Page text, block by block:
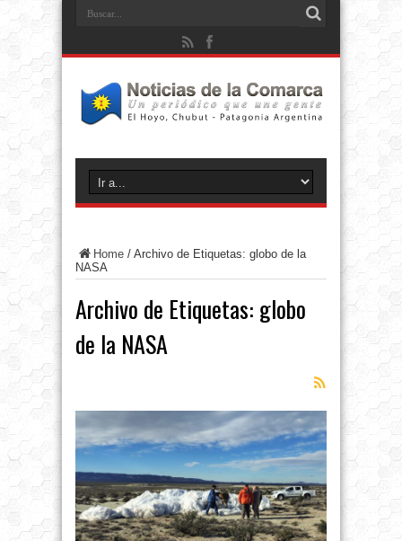
Home / Archivo de Etiquetas: globo de la
NASA
Archivo de Etiquetas: globo
de la NASA